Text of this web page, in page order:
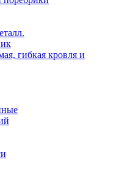
гибкая кровля и